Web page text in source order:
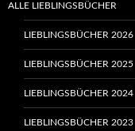
ALLE LIEBLINGSBÜCHER
LIEBLINGSBÜCHER 2026
LIEBLINGSBÜCHER 2025
LIEBLINGSBÜCHER 2024
LIEBLINGSBÜCHER 2023